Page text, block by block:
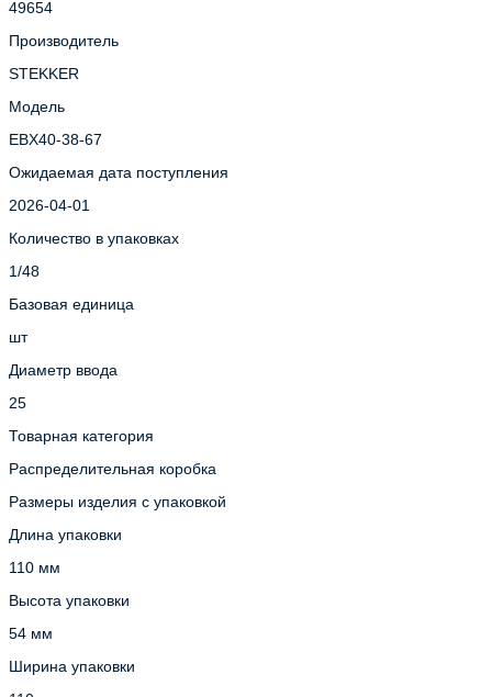
49654
Производитель
STEKKER
Модель
EBX40-38-67
Ожидаемая дата поступления
2026-04-01
Количество в упаковках
1/48
Базовая единица
шт
Диаметр ввода
25
Товарная категория
Распределительная коробка
Размеры изделия с упаковкой
Длина упаковки
110 мм
Высота упаковки
54 мм
Ширина упаковки